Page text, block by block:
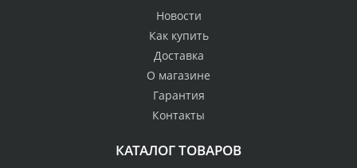
Новости
Как купить
Доставка
О магазине
Гарантия
Контакты
КАТАЛОГ ТОВАРОВ